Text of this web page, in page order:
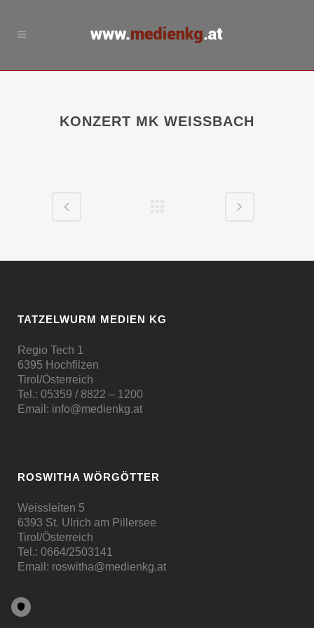
KONZERT MK WEISSBACH
TATZELWURM MEDIEN KG
Regio Tech 1
6395 Hochfilzen
Tirol/Österreich
Tel.: 05359 / 8822 – 1200
Email: info@medienkg.at
ROSWITHA WÖRGÖTTER
Weissleiten 5
6393 St. Ulrich am Pillersee
Tirol/Österreich
Tel.: 0664/2503141
Email: roswitha@medienkg.at